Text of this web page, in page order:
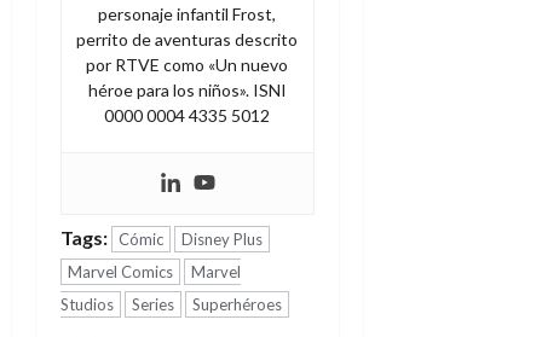
personaje infantil Frost,
perrito de aventuras descrito
por RTVE como «Un nuevo
héroe para los niños». ISNI
0000 0004 4335 5012
Tags: Cómic
Disney Plus
Marvel Comics
Marvel
Studios
Series Superhéroes